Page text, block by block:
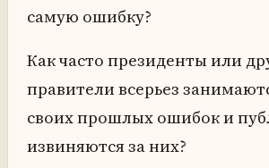
самую ошибку?
Как часто президенты или
правители всерьез
своих прошлых ошибок и
извиняются за них?